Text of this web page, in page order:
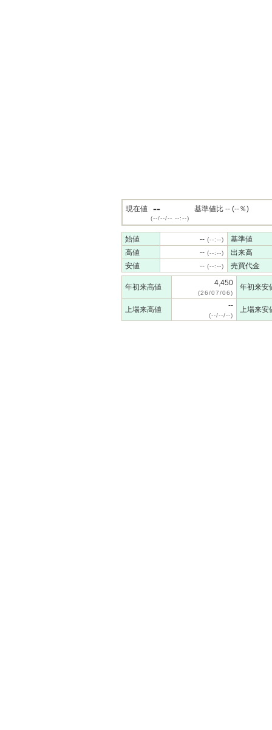
現在値 --
(--/--/-- --:--)
基準値比 -- (--％)
始値 -- (--:--)
基準値
高値
-- (--:--)
出来高
安値
-- (--:--) 売買代金
年初来高値 4,450
(26/07/06)
年初来安
上場来高値 --
(--/--/--)
上場来安